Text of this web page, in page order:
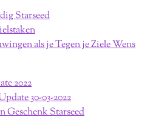
Starseed
als je Tegen je Ziele Wens
2022
30-03-2022
Geschenk Starseed